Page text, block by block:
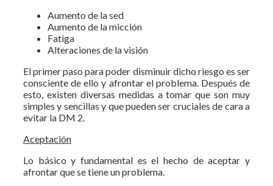
Aumento de la sed
Aumento de la micción
Fatiga
Alteraciones de la visión
El primer paso para poder disminuir dicho riesgo es ser
consciente de ello y afrontar el problema. Después de
esto, existen diversas medidas a tomar que son muy
simples y sencillas y que pueden ser cruciales de cara a
evitar la DM 2.
Aceptación
Lo básico y fundamental es el hecho de aceptar y
afrontar que se tiene un problema.